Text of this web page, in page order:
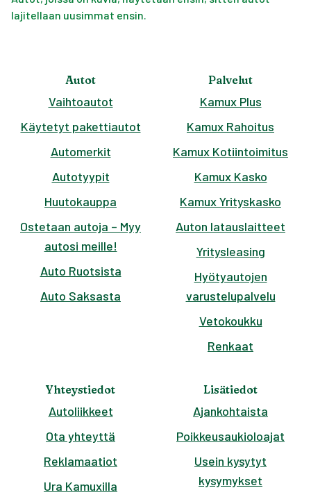
lajitellaan uusimmat ensin.
Autot
Vaihtoautot
Käytetyt pakettiautot
Automerkit
Autotyypit
Huutokauppa
Ostetaan autoja – Myy
autosi meille!
Auto Ruotsista
Auto Saksasta
Palvelut
Kamux Plus
Kamux Rahoitus
Kamux Kotiintoimitus
Kamux Kasko
Kamux Yrityskasko
Auton latauslaitteet
Yritysleasing
Hyötyautojen
varustelupalvelu
Vetokoukku
Renkaat
Yhteystiedot
Autoliikkeet
Ota yhteyttä
Reklamaatiot
Ura Kamuxilla
Lisätiedot
Ajankohtaista
Poikkeusaukioloajat
Usein kysytyt
kysymykset